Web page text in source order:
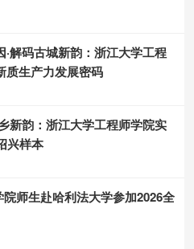
解码古城新韵：浙江大学工程
质生产力发展密码
新韵：浙江大学工程师学院实
兴样本
师生赴哈利法大学参加2026全